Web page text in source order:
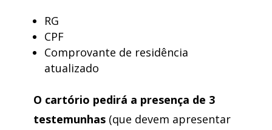
RG
CPF
Comprovante de residência
atualizado
O cartório pedirá a presença de 3
testemunhas(que devem apresentar